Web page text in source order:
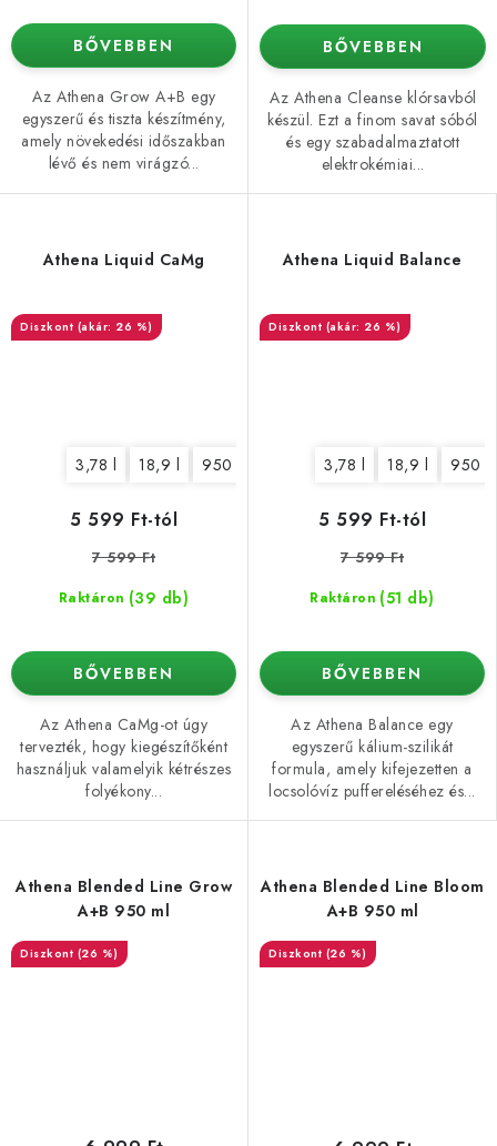
BŐVEBBEN
Az Athena Grow A+B egy
egyszerű és tiszta készítmény,
amely növekedési időszakban
lévő és nem virágzó...
BŐVEBBEN
Az Athena Cleanse klórsavból
készül. Ezt a finom savat sóból
és egy szabadalmaztatott
elektrokémiai...
Athena Liquid CaMg
(akár: 26 %)
3,78 l 18,9 l 950 ml
Raktáron (39 db)
5 599 Ft-tól
7 599 Ft
BŐVEBBEN
Az Athena CaMg-ot úgy
tervezték, hogy kiegészítőként
használjuk valamelyik kétrészes
folyékony...
Athena Liquid Balance
(akár: 26 %)
3,78 l 18,9 l 950
Raktáron (51 db)
5 599 Ft-tól
7 599 Ft
BŐVEBBEN
Az Athena Balance egy
egyszerű kálium-szilikát
formula, amely kifejezetten a
locsolóvíz puffereléséhez és...
Athena Blended Line Grow
A+B 950 ml
(26 %)
Athena Blended Line Bloom
A+B 950 ml
(26 %)